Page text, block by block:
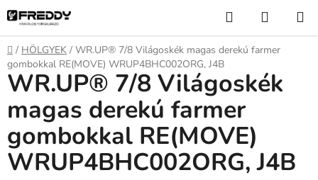
Ugrás
fő
tartalomhoz
KeresésKOSÁR
Kezdőlap
/ HÖLGYEK / WR.UP® 7/8 Világoskék magas derekú farmer
gombokkal RE(MOVE) WRUP4BHC002ORG, J4B
WR.UP® 7/8 Világoskék
magas derekú farmer
gombokkal RE(MOVE)
WRUP4BHC002ORG, J4B